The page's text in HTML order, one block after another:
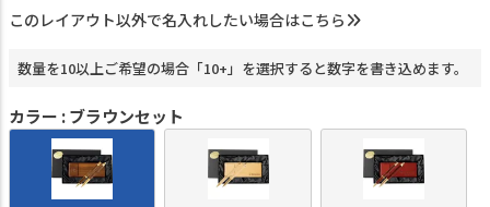
)
このレイアウト以外で名入れしたい場合はこちら
数量を10以上ご希望の場合「10+」を選択すると数字を書き込めます。
カラー ブラウンセット